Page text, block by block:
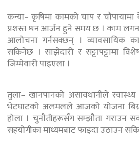
कन्या– कृषिमा कामको चाप र
प्रशस्त धन आर्जन हुने समय छ । काम
आलोचना गर्नसक्छन् । व्यावसायिक
सकिनेछ । साझेदारी र सट्टापट्टामा
जिम्मेवारी पाइएला ।
तुला– खानपानको असावधानीले
भेटघाटको अलमलले आजको योजना
होला । चुनौतीहरूसँग सम्झौता गराउन
सहयोगीका माध्यमबाट फाइदा उठाउन